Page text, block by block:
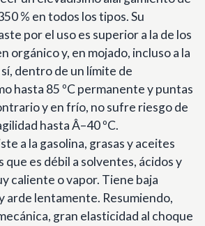
% en todos los tipos. Su
por el uso es superior a la de los
orgánico y, en mojado, incluso a la
dentro de un límite de
hasta 85 ºC permanente y puntas
y en frío, no sufre riesgo de
hasta Â–40 ºC.
a la gasolina, grasas y aceites
que es débil a solventes, ácidos y
caliente o vapor. Tiene baja
arde lentamente. Resumiendo,
gran elasticidad al choque